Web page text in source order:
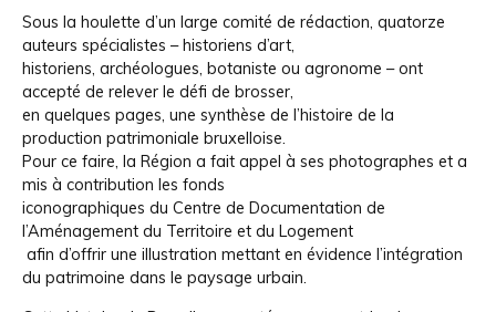
Sous la houlette d’un large comité de rédaction, quatorze
auteurs spécialistes – historiens d’art,
historiens, archéologues, botaniste ou agronome – ont
accepté de relever le défi de brosser,
en quelques pages, une synthèse de l’histoire de la
production patrimoniale bruxelloise.
Pour ce faire, la Région a fait appel à ses photographes et a
mis à contribution les fonds
iconographiques du Centre de Documentation de
l’Aménagement du Territoire et du Logement
afin d’offrir une illustration mettant en évidence l’intégration
du patrimoine dans le paysage urbain.